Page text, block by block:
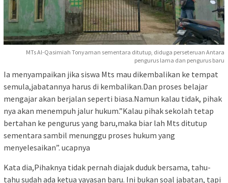
MTs Al-Qasimiah Tonyaman sementara ditutup, diduga perseteruan Antara
pengurus lama dan pengurus baru
Ia menyampaikan jika siswa Mts mau dikembalikan ke tempat
semula,jabatannya harus di kembalikan.Dan proses belajar
mengajar akan berjalan seperti biasa.Namun kalau tidak, pihak
nya akan menempuh jalur hukum.”Kalau pihak sekolah tetap
bertahan ke pengurus yang baru,maka biar lah Mts ditutup
sementara sambil menunggu proses hukum yang
menyelesaikan”. ucapnya
Kata dia,Pihaknya tidak pernah diajak duduk bersama, tahu-
tahu sudah ada ketua yayasan baru. Ini bukan soal jabatan, tapi